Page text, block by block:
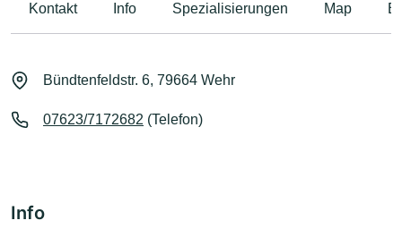
Kontakt Info Spezialisierungen Map
Bündtenfeldstr. 6, 79664 Wehr
07623/7172682 (Telefon)
Info